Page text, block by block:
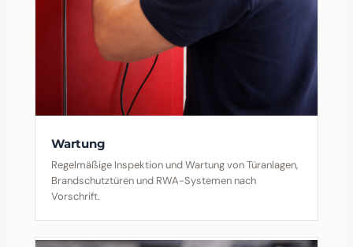
Wartung
Regelmäßige Inspektion und Wartung von Türanlagen,
Brandschutztüren und RWA-Systemen nach
Vorschrift.